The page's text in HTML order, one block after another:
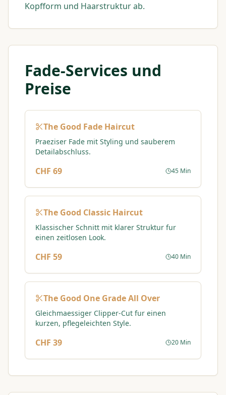
Kopfform und Haarstruktur ab.
Fade-Services und
Preise
The Good Fade Haircut
Praeziser Fade mit Styling und sauberem
Detailabschluss.
CHF 69 45 Min
The Good Classic Haircut
Klassischer Schnitt mit klarer Struktur fur
einen zeitlosen Look.
CHF 59 40 Min
The Good One Grade All Over
Gleichmaessiger Clipper-Cut fur einen
kurzen, pflegeleichten Style.
CHF 39 20 Min